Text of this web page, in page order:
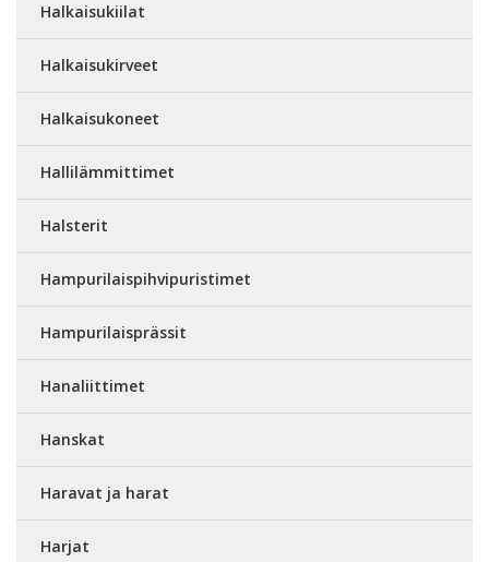
Halkaisukiilat
Halkaisukirveet
Halkaisukoneet
Hallilämmittimet
Halsterit
Hampurilaispihvipuristimet
Hampurilaisprässit
Hanaliittimet
Hanskat
Haravat ja harat
Harjat